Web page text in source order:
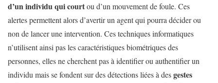
d’un individu qui courtou d’un mouvement de foule. Ces
alertes permettent alors d’avertir un agent qui pourra décider ou
non de lancer une intervention. Ces techniques informatiques
n’utilisent ainsi pas les caractéristiques biométriques des
personnes, elles ne cherchent pas à identifier ou authentifier un
individu mais se fondent sur des détections liées à desgestes